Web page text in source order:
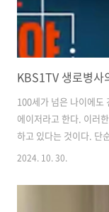
100세가 넘은 나이에도
에이저라고 한다. 이러
하고 있다는 것이다. 단
'일'의 가치에 대해 생각
뷰하며 가져보자 1. 슈
는 사노 세이이치님. 그
2024. 10. 30.